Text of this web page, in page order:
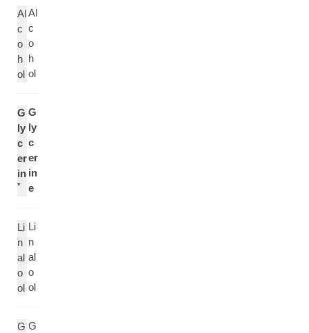
Al
c
o
h
ol
Al
c
o
h
ol
G
ly
c
er
in
*
G
ly
c
er
in
e
Li
n
al
o
ol
Li
n
al
o
ol
G G